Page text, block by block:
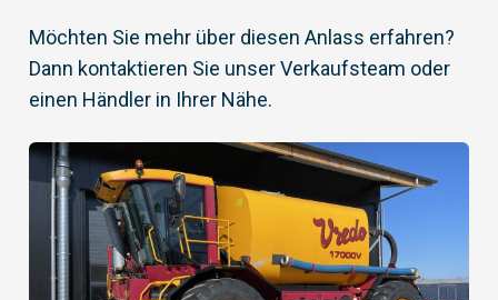
Möchten Sie mehr über diesen Anlass erfahren?
Dann kontaktieren Sie unser Verkaufsteam oder
einen Händler in Ihrer Nähe.